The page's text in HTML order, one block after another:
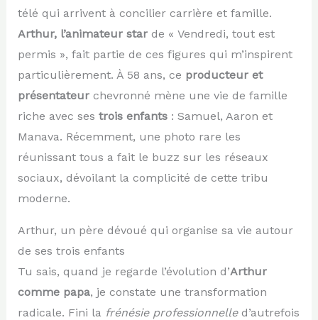
télé qui arrivent à concilier carrière et famille.
Arthur, l’animateur starde « Vendredi, tout est
permis », fait partie de ces figures qui m’inspirent
particulièrement. À 58 ans, ce producteur et
présentateurchevronné mène une vie de famille
riche avec ses trois enfants: Samuel, Aaron et
Manava. Récemment, une photo rare les
réunissant tous a fait le buzz sur les réseaux
sociaux, dévoilant la complicité de cette tribu
moderne.
Arthur, un père dévoué qui organise sa vie autour
de ses trois enfants
Tu sais, quand je regarde l’évolution d’Arthur
comme papa, je constate une transformation
radicale. Fini la frénésie professionnelled’autrefois